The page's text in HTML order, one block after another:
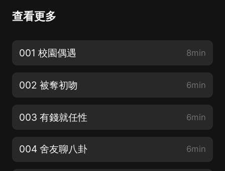
查看更多
001 校園偶遇 8min
002 被奪初吻 6min
003 有錢就任性 6min
004 舍友聊八卦 6min